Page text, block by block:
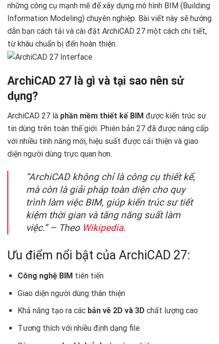
những công cụ mạnh mẽ để xây dựng mô hình BIM (Building
Information Modeling) chuyên nghiệp. Bài viết này sẽ hướng
dẫn bạn cách tải và cài đặt ArchiCAD 27 một cách chi tiết,
từ khâu chuẩn bị đến hoàn thiện. ‍
ArchiCAD 27 là gì và tại sao nên sử
dụng?
ArchiCAD 27 là phần mềm thiết kế BIM được kiến trúc sư
tin dùng trên toàn thế giới. Phiên bản 27 đã được nâng cấp
với nhiều tính năng mới, hiệu suất được cải thiện và giao
diện người dùng trực quan hơn.
“ArchiCAD không chỉ là công cụ thiết kế,
mà còn là giải pháp toàn diện cho quy
trình làm việc BIM, giúp kiến trúc sư tiết
kiệm thời gian và tăng năng suất làm
việc.” – Theo Wikipedia.
Ưu điểm nổi bật của ArchiCAD 27:
Công nghệ BIM tiên tiến
Giao diện người dùng thân thiện
Khả năng tạo ra các bản vẽ 2D và 3D chất lượng cao
Tương thích với nhiều định dạng file